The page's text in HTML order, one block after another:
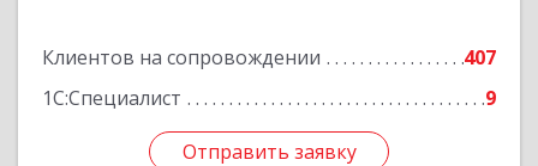
Клиентов на сопровождении
407
1С:Специалист
9
Отправить заявку
Отправить заявку